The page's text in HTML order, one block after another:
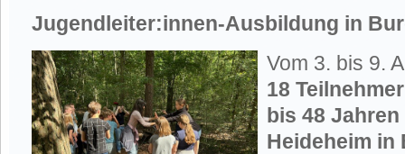
Jugendleiter:innen-Ausbildung in
Vom 3. bis 9.
18
bis 48 Jahren
Heideheim in